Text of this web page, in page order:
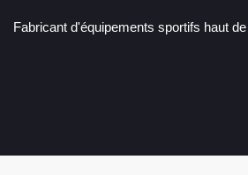
Fabricant d'équipements sportifs haut